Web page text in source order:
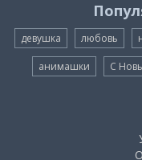
девушка любовь
анимашки С